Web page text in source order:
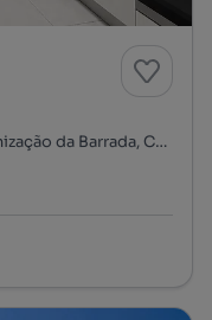
Praceta Pedro Álvares Cabral - Urbanização da Barrada, Carregado e Cadafais, Alenquer, Lisboa